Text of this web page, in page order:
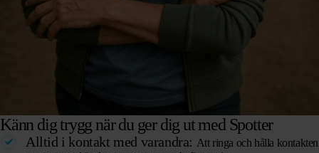
Känn dig trygg när du ger dig ut med Spotter
Alltid i kontakt med varandra: Att ringa och hålla kontakten